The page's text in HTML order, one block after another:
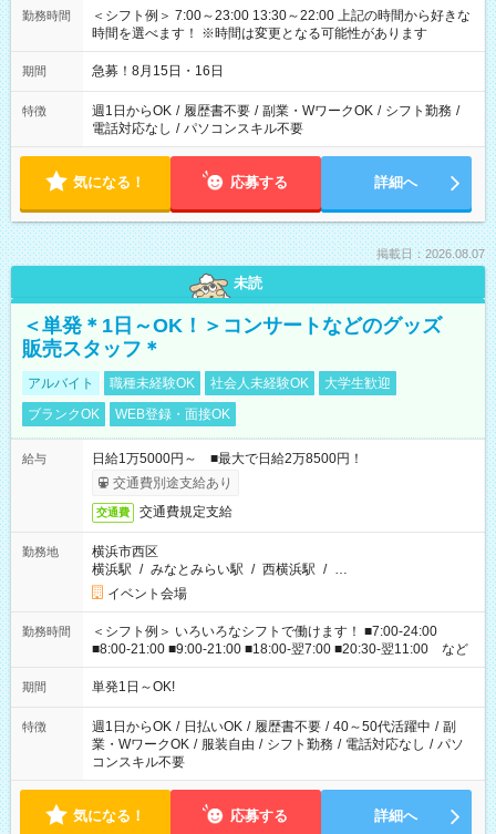
勤務時間
＜シフト例＞ 7:00～23:00 13:30～22:00 上記の時間から好きな
時間を選べます！ ※時間は変更となる可能性があります
期間 急募！8月15日・16日
特徴 週1日からOK / 履歴書不要 / 副業・WワークOK / シフト勤務 /
電話対応なし / パソコンスキル不要
気になる！ 応募する 詳細へ
掲載日：2026.08.07
未読
＜単発＊1日～OK！＞コンサートなどのグッズ
販売スタッフ＊
アルバイト 職種未経験OK 社会人未経験OK
大学生歓迎
ブランクOK
WEB登録・面接OK
給与
日給1万5000円～ ■最大で日給2万8500円！
交通費別途支給あり
交通費 交通費規定支給
勤務地
横浜市西区
横浜駅 / みなとみらい駅 / 西横浜駅 / …
イベント会場
勤務時間
＜シフト例＞ いろいろなシフトで働けます！ ■7:00-24:00
■8:00-21:00 ■9:00-21:00 ■18:00-翌7:00 ■20:30-翌11:00 など
期間 単発1日～OK!
特徴 週1日からOK / 日払いOK / 履歴書不要 / 40～50代活躍中 / 副
業・WワークOK / 服装自由 / シフト勤務 / 電話対応なし / パソ
コンスキル不要
気になる！ 応募する 詳細へ